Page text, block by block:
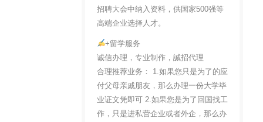
招聘大会中纳入资料，供国家500强等
高端企业选择人才。
+留学服务
诚信办理，专业制作，誠招代理
合理推荐业务： 1.如果您只是为了的应
付父母亲戚朋友，那么办理一份大学毕
业证文凭即可 2.如果您是为了回国找工
作，只是进私营企业或者外企，那么办